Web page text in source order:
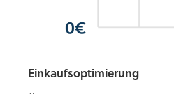
Einkaufsoptimierung